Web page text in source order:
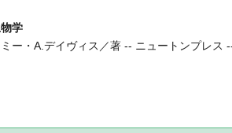
学
ー・A.デイヴィス／著 -- ニュートンプレス